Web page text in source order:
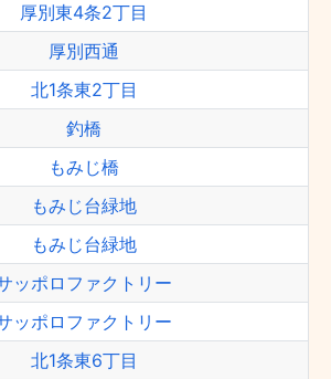
厚別東4条2丁目
厚別西通
北1条東2丁目
釣橋
もみじ橋
もみじ台緑地
もみじ台緑地
ッポロファクトリー
ッポロファクトリー
北1条東6丁目